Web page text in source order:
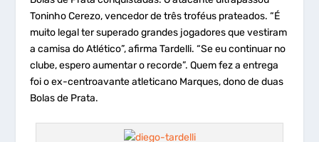
Toninho Cerezo, vencedor de três troféus prateados. “É
muito legal ter superado grandes jogadores que vestiram
a camisa do Atlético”, afirma Tardelli. “Se eu continuar no
clube, espero aumentar o recorde”. Quem fez a entrega
foi o ex-centroavante atleticano Marques, dono de duas
Bolas de Prata.